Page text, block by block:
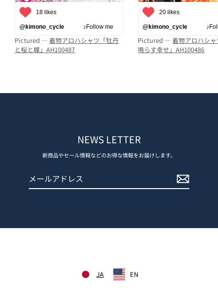
18 likes
@kimono_cycle ♪Follow me
Pictured — 着物アロハシャツ「牡丹
と桜と蝶」AH100487
20 likes
@kimono_cycle
Pictured —着物アロハシ
鳴らす幸せ」AH100486
NEWS LETTER
新商品やセール情報などのお得な情報をお届けします。
JA EN